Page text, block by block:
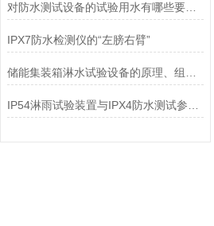
对防水测试设备的试验用水有哪些要求呢？
IPX7防水检测仪的“左膀右臂”